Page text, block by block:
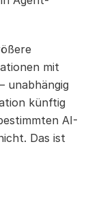
mit
unabhängig
künftig
AI-
Das ist